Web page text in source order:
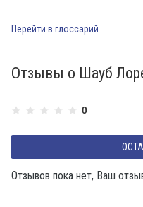
Перейти в глоссарий
Отзывы о Шауб
0
Отзывов пока нет, Ваш